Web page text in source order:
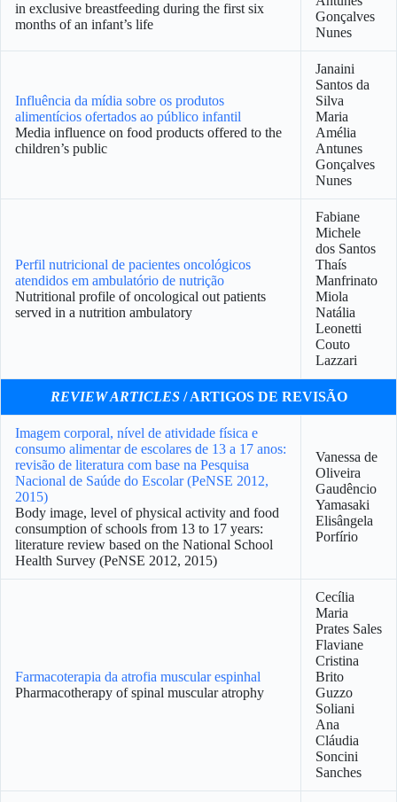
in exclusive breastfeeding during the first six
months of an infant’s life
Gonçalves
Nunes
Influência da mídia sobre os produtos
alimentícios ofertados ao público infantil
Media influence on food products offered to the
children’s public
Janaini
Santos da
Silva
Maria
Amélia
Antunes
Gonçalves
Nunes
Perfil nutricional de pacientes oncológicos
atendidos em ambulatório de nutrição
Nutritional profile of oncological out patients
served in a nutrition ambulatory
Fabiane
Michele
dos Santos
Thaís
Manfrinato
Miola
Natália
Leonetti
Couto
Lazzari
REVIEW ARTICLES / ARTIGOS DE REVISÃO
Imagem corporal, nível de atividade física e
consumo alimentar de escolares de 13 a 17 anos:
revisão de literatura com base na Pesquisa
Nacional de Saúde do Escolar (PeNSE 2012,
2015)
Body image, level of physical activity and food
consumption of schools from 13 to 17 years:
literature review based on the National School
Health Survey (PeNSE 2012, 2015)
Vanessa de
Oliveira
Gaudêncio
Yamasaki
Elisângela
Porfírio
Farmacoterapia da atrofia muscular espinhal
Pharmacotherapy of spinal muscular atrophy
Cecília
Maria
Prates Sales
Flaviane
Cristina
Brito
Guzzo
Soliani
Ana
Cláudia
Soncini
Sanches